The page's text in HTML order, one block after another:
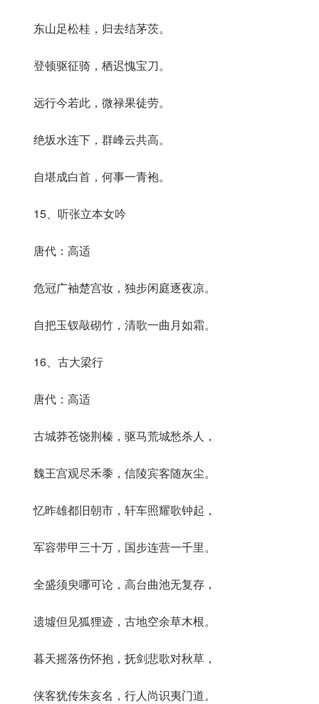
东山足松桂，归去结茅茨。
登顿驱征骑，栖迟愧宝刀。
远行今若此，微禄果徒劳。
绝坂水连下，群峰云共高。
自堪成白首，何事一青袍。
15、听张立本女吟
唐代：高适
危冠广袖楚宫妆，独步闲庭逐夜凉。
自把玉钗敲砌竹，清歌一曲月如霜。
16、古大梁行
唐代：高适
古城莽苍饶荆榛，驱马荒城愁杀人，
魏王宫观尽禾黍，信陵宾客随灰尘。
忆昨雄都旧朝市，轩车照耀歌钟起，
军容带甲三十万，国步连营一千里。
全盛须臾哪可论，高台曲池无复存，
遗墟但见狐狸迹，古地空余草木根。
暮天摇落伤怀抱，抚剑悲歌对秋草，
侠客犹传朱亥名，行人尚识夷门道。